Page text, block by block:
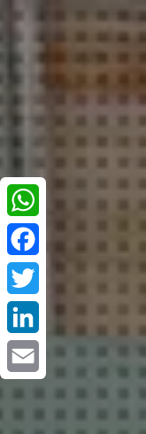
WhatsApp
Facebook
Twitter
LinkedIn
Email